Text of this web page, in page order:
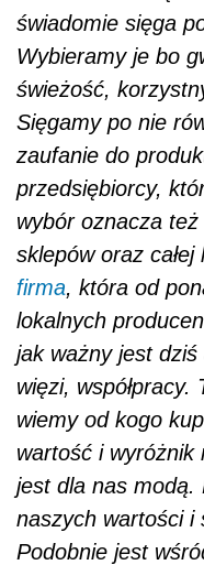
świadomie sięga
Wybieramy je bo
świeżość,
Sięgamy po nie
zaufanie do
przedsiębiorcy,
wybór oznacza
sklepów oraz całej
firma, która od
lokalnych
jak ważny jest
więzi,
wiemy od kogo
wartość i wyróżnik
jest dla nas modą.
naszych wartości i
Podobnie jest